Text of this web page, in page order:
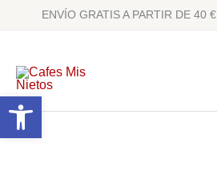
ENVÍO GRATIS A PARTIR DE 40 €
Abrir barra de herramientas